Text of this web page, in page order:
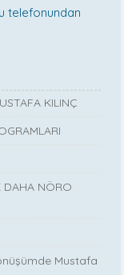
telefonundan
KILINÇ
DAHA NÖRO
Mustafa